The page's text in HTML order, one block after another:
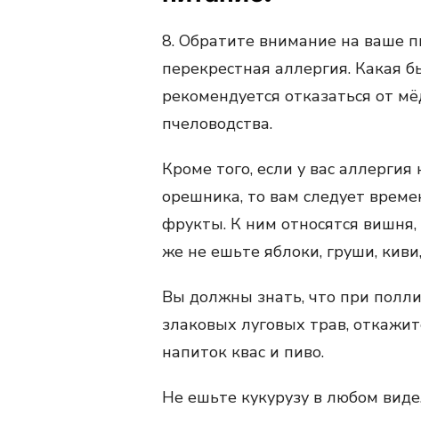
8. Обратите внимание на ваше
перекрестная аллергия. Какая
рекомендуется отказаться от
пчеловодства.
Кроме того, если у вас
орешника, то вам следует
фрукты. К ним относятся вишня,
же не ешьте яблоки, груши,
Вы должны знать, что при
злаковых луговых трав,
напиток квас и пиво.
Не ешьте кукурузу в любом